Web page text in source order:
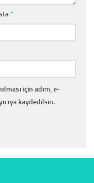
*
için adım, e-
kaydedilsin.